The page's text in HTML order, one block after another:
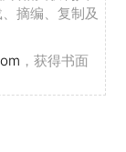
摘编、复制及
，获得书面